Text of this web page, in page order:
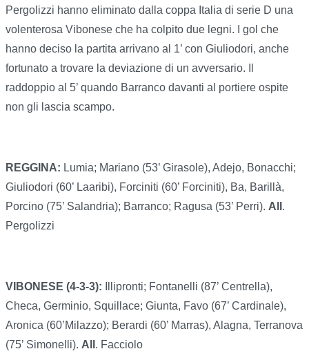
Pergolizzi hanno eliminato dalla coppa Italia di serie D una
volenterosa Vibonese che ha colpito due legni. I gol che
hanno deciso la partita arrivano al 1’ con Giuliodori, anche
fortunato a trovare la deviazione di un avversario. Il
raddoppio al 5’ quando Barranco davanti al portiere ospite
non gli lascia scampo.
REGGINA: Lumia; Mariano (53’ Girasole), Adejo, Bonacchi;
Giuliodori (60’ Laaribi), Forciniti (60’ Forciniti), Ba, Barillà,
Porcino (75’ Salandria); Barranco; Ragusa (53’ Perri). All .
Pergolizzi
VIBONESE (4-3-3):
Illipronti; Fontanelli (87’ Centrella),
Checa, Germinio, Squillace; Giunta, Favo (67’ Cardinale),
Aronica (60’Milazzo); Berardi (60’ Marras), Alagna, Terranova
(75’ Simonelli). All . Facciolo